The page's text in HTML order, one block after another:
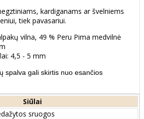
kardiganams ar švelniems
tiek pavasariui.
vilna, 49 % Peru Pima medvilnė
4,5 - 5 mm
spalva gali skirtis nuo esančios
Siūlai
sruogos